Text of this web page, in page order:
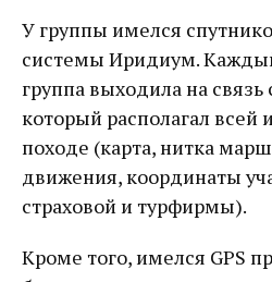
У группы имелся
системы Иридиум.
группа выходила на
который располагал
походе (карта, нитка
движения, координаты
страховой и турфирмы).
Кроме того, имелся GPS